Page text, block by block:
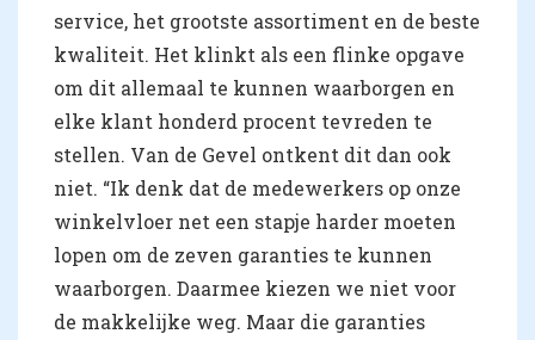
service, het grootste assortiment en de beste
kwaliteit. Het klinkt als een flinke opgave
om dit allemaal te kunnen waarborgen en
elke klant honderd procent tevreden te
stellen. Van de Gevel ontkent dit dan ook
niet. “Ik denk dat de medewerkers op onze
winkelvloer net een stapje harder moeten
lopen om de zeven garanties te kunnen
waarborgen. Daarmee kiezen we niet voor
de makkelijke weg. Maar die garanties